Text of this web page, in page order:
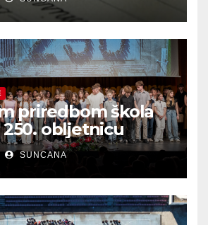
priredbom škola
obljetnicu
SUNCANA